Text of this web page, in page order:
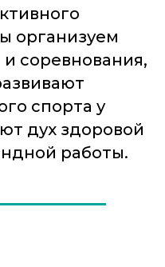
организуем
соревнования,
спорта у
дух здоровой
работы.